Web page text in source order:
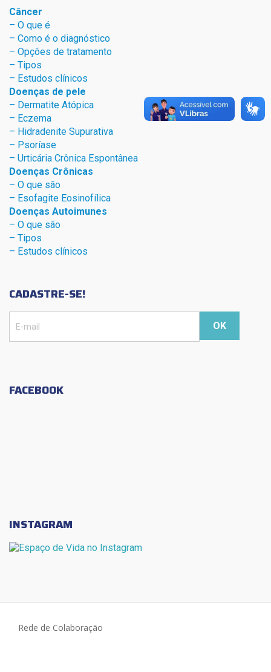
Câncer
– O que é
– Como é o diagnóstico
– Opções de tratamento
– Tipos
– Estudos clínicos
Doenças de pele
– Dermatite Atópica
– Eczema
– Hidradenite Supurativa
– Psoríase
– Urticária Crônica Espontânea
Doenças Crônicas
– O que são
– Esofagite Eosinofílica
Doenças Autoimunes
– O que são
– Tipos
– Estudos clínicos
CADASTRE-SE!
FACEBOOK
INSTAGRAM
Rede de Colaboração